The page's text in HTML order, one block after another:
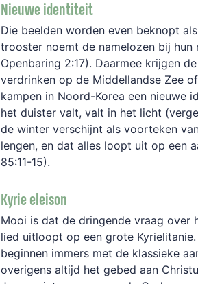
Nieuwe identiteit
Die beelden worden even beknopt
trooster noemt de namelozen bij hun
Openbaring 2:17). Daarmee krijgen
verdrinken op de Middellandse Zee
kampen in Noord-Korea een nieuwe
het duister valt, valt in het licht
de winter verschijnt als voorteken
lengen, en dat alles loopt uit op een
85:11-15).
Kyrie eleison
Mooi is dat de dringende vraag over
lied uitloopt op een grote
beginnen immers met de klassieke
overigens altijd het gebed aan